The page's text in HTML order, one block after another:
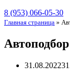
8 (953) 066-05-30
Главная страница »
Автоподбор
31.08.2022